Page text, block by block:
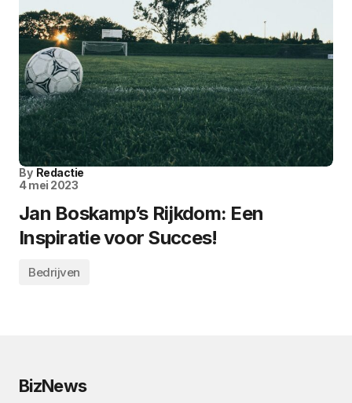
By Redactie
4 mei 2023
Jan Boskamp’s Rijkdom: Een
Inspiratie voor Succes!
Bedrijven
BizNews